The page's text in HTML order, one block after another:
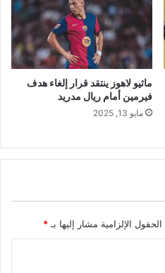
ماثيو لاهوز ينتقد قرار إلغاء هدف
فيرمين أمام ريال مدريد
مايو 13, 2025
الحقول الإلزامية مشار إليها بـ*